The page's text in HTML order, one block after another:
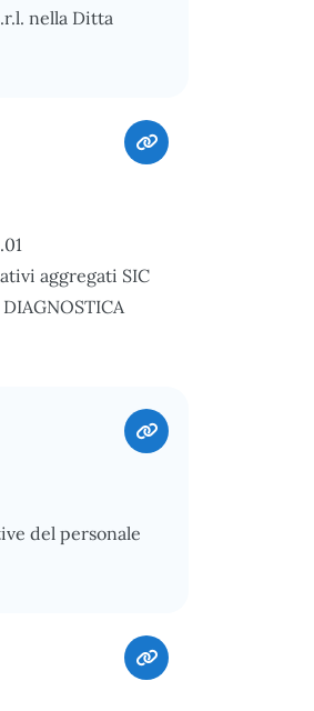
nella Ditta
aggregati SIC
del personale